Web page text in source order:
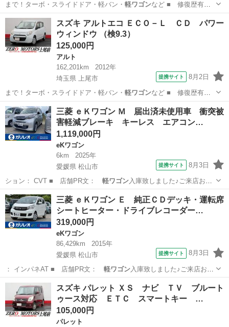
まで！ターボ・スライドドア・軽バン・ 軽ワゴンなど ■ 修復歴有
無： あり ■ 年…
埼玉 上尾市 ホンダ
スズキ アルトエコ ＥＣＯ－Ｌ ＣＤ パワー
ウィンドウ （検9.3）
125,000円
アルト
162,201km
2012年
埼玉県 上尾市
提携サイト 8月2日
まで！ターボ・スライドドア・軽バン・ 軽ワゴンなど ■ 修復歴有
無： あり ■ 年…
埼玉 上尾市 アルト
三菱 ｅＫワゴン Ｍ 届出済未使用車 衝突被
害軽減ブレーキ キーレス エアコン…
1,119,000円
eKワゴン
6km
2025年
愛媛県 松山市
提携サイト 8月3日
ション： CVT ■ 店舗PR文： 軽ワゴン入庫致しました♪ご来店お待
ちしており…
愛媛 松山市 eKワゴン
三菱 ｅＫワゴン Ｅ 純正ＣＤデッキ・運転席
シートヒーター・ドライブレコーダー…
319,000円
eKワゴン
86,429km
2015年
愛媛県 松山市
提携サイト 8月3日
： インパネAT ■ 店舗PR文： 軽ワゴン入庫致しました♪ご来店お待
ちしており…
愛媛 松山市 eKワゴン
スズキ パレット ＸＳ ナビ ＴＶ ブルート
ゥース対応 ＥＴＣ スマートキー …
105,000円
パレット